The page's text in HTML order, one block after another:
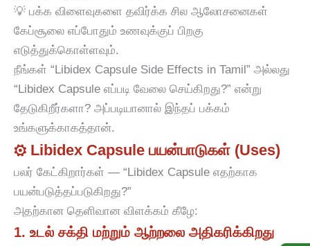
💡 பக்க விளைவுகளை தவிர்க்க சில ஆலோசனைகள்
கேப்சூலை எப்போதும் உணவுக்குப் பிறகு
எடுத்துக்கொள்ளவும்.
நீங்கள் “Libidex Capsule Side Effects in Tamil” அல்லது
“Libidex Capsule எப்படி வேலை செய்கிறது?” என்று
தேடுகிறீர்களா? அப்படியானால் இந்தப் பக்கம்
உங்களுக்காகத்தான்.
⚙️ Libidex Capsule பயன்பாடுகள் (Uses)
பலர் கேட்கிறார்கள் — “Libidex Capsule எதற்காக
பயன்படுத்தப்படுகிறது?”
அதற்கான தெளிவான விளக்கம் கீழே:
1. உடல் சக்தி மற்றும் ஆற்றலை அதிகரிக்கிறது